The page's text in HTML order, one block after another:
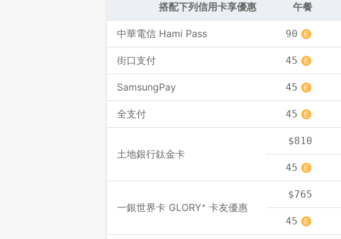
搭配下列信用卡享優惠 午餐
中華電信 Hami Pass 90
街口支付 45
SamsungPay 45
全支付 45
土地銀行鈦金卡
$810
45
一銀世界卡 GLORY⁺ 卡友優惠
$765
45